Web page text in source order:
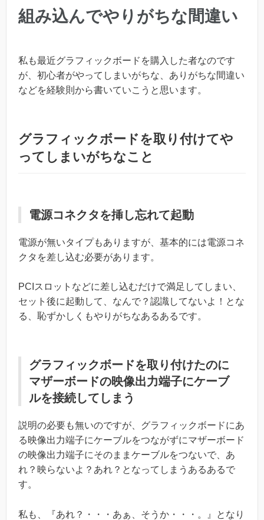
組み込んでやりがちな間違い
私も最近グラフィックボードを購入した者なのです
が、初心者がやってしまいがちな、ありがちな間違い
などを経験則から書いていこうと思います。
グラフィックボードを取り付けてや
ってしまいがちなこと
電源コネクタを挿し忘れて起動
電源が無いタイプもありますが、基本的には電源コネ
クタを差し込む必要があります。
PCIスロットなどに差し込むだけで満足してしまい、
セット後に起動して、なんで？認識してないよ！とな
る、恥ずかしくもやりがちなあるあるです。
グラフィックボードを取り付けたのに
マザーボードの映像出力端子にケーブ
ルを接続してしまう
説明の必要も無いのですが、グラフィックボードにあ
る映像出力端子にケーブルをつながずにマザーボード
の映像出力端子にそのままケーブルをつないで、あ
れ？映らないよ？あれ？となってしまうあるあるで
す。
私も、『あれ？・・・あぁ、そうか・・・。』となり